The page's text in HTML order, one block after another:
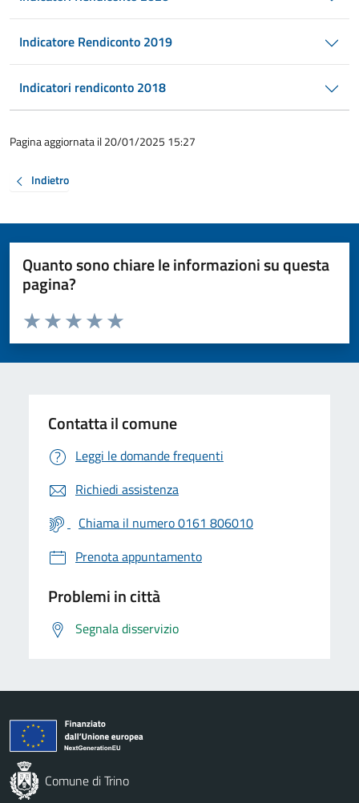
Indicatore Rendiconto 2019
Indicatori rendiconto 2018
Pagina aggiornata il 20/01/2025 15:27
Indietro
Quanto sono chiare le informazioni su questa
pagina?
Valuta da 1 a 5 stelle la pagina
Valuta 5 stelle su 5
Valuta 4 stelle su 5
Valuta 3 stelle su 5
Valuta 2 stelle su 5
Valuta 1 stelle su 5
Contatta il comune
Leggi le domande frequenti
Richiedi assistenza
Chiama il numero 0161 806010
Prenota appuntamento
Problemi in città
Segnala disservizio
Comune di Trino